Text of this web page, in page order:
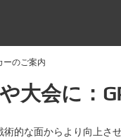
ーのご案内
大会に：
的な面からより向上さ